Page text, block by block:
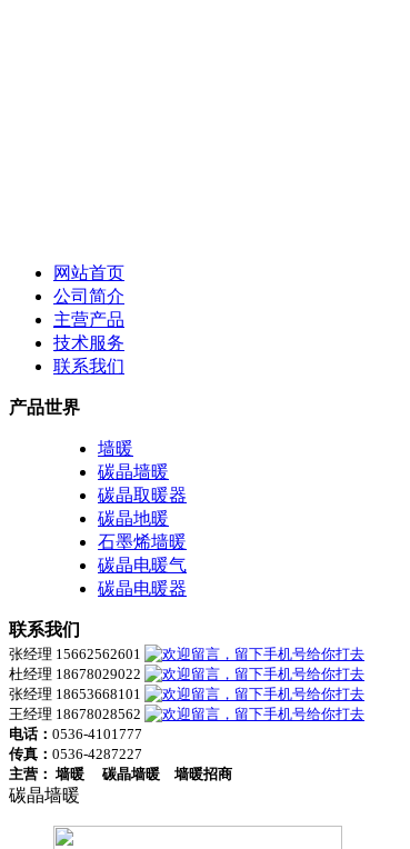
网站首页
公司简介
主营产品
技术服务
联系我们
产品世界
墙暖
碳晶墙暖
碳晶取暖器
碳晶地暖
石墨烯墙暖
碳晶电暖气
碳晶电暖器
联系我们
张经理 15662562601
杜经理 18678029022
张经理 18653668101
王经理 18678028562
电话： 0536-4101777
传真： 0536-4287227
主营： 墙暖 碳晶墙暖 墙暖招商
碳晶墙暖